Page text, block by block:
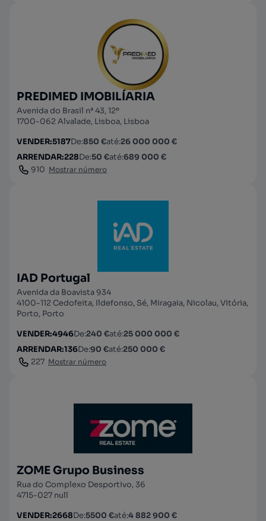
PREDIMED IMOBILÍARIA
Avenida do Brasil nª 43, 12º
1700-062 Alvalade, Lisboa, Lisboa
VENDER:5187De:850 €até:26 000 000 €
ARRENDAR:228De:50 €até:689 000 €
910 Mostrar número
IAD Portugal
Avenida da Boavista 934
4100-112 Cedofeita, Ildefonso, Sé, Miragaia, Nicolau, Vitória,
Porto, Porto
VENDER:4946De:240 €até:25 000 000 €
ARRENDAR:136De:90 €até:250 000 €
227 Mostrar número
ZOME Grupo Business
Rua do Complexo Desportivo, 36
4715-027 null
VENDER:2668De:5500 €até:4 882 900 €